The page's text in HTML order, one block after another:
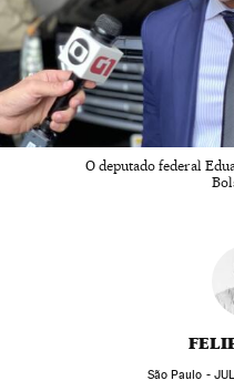
O deputado federal
São Paulo - JUL